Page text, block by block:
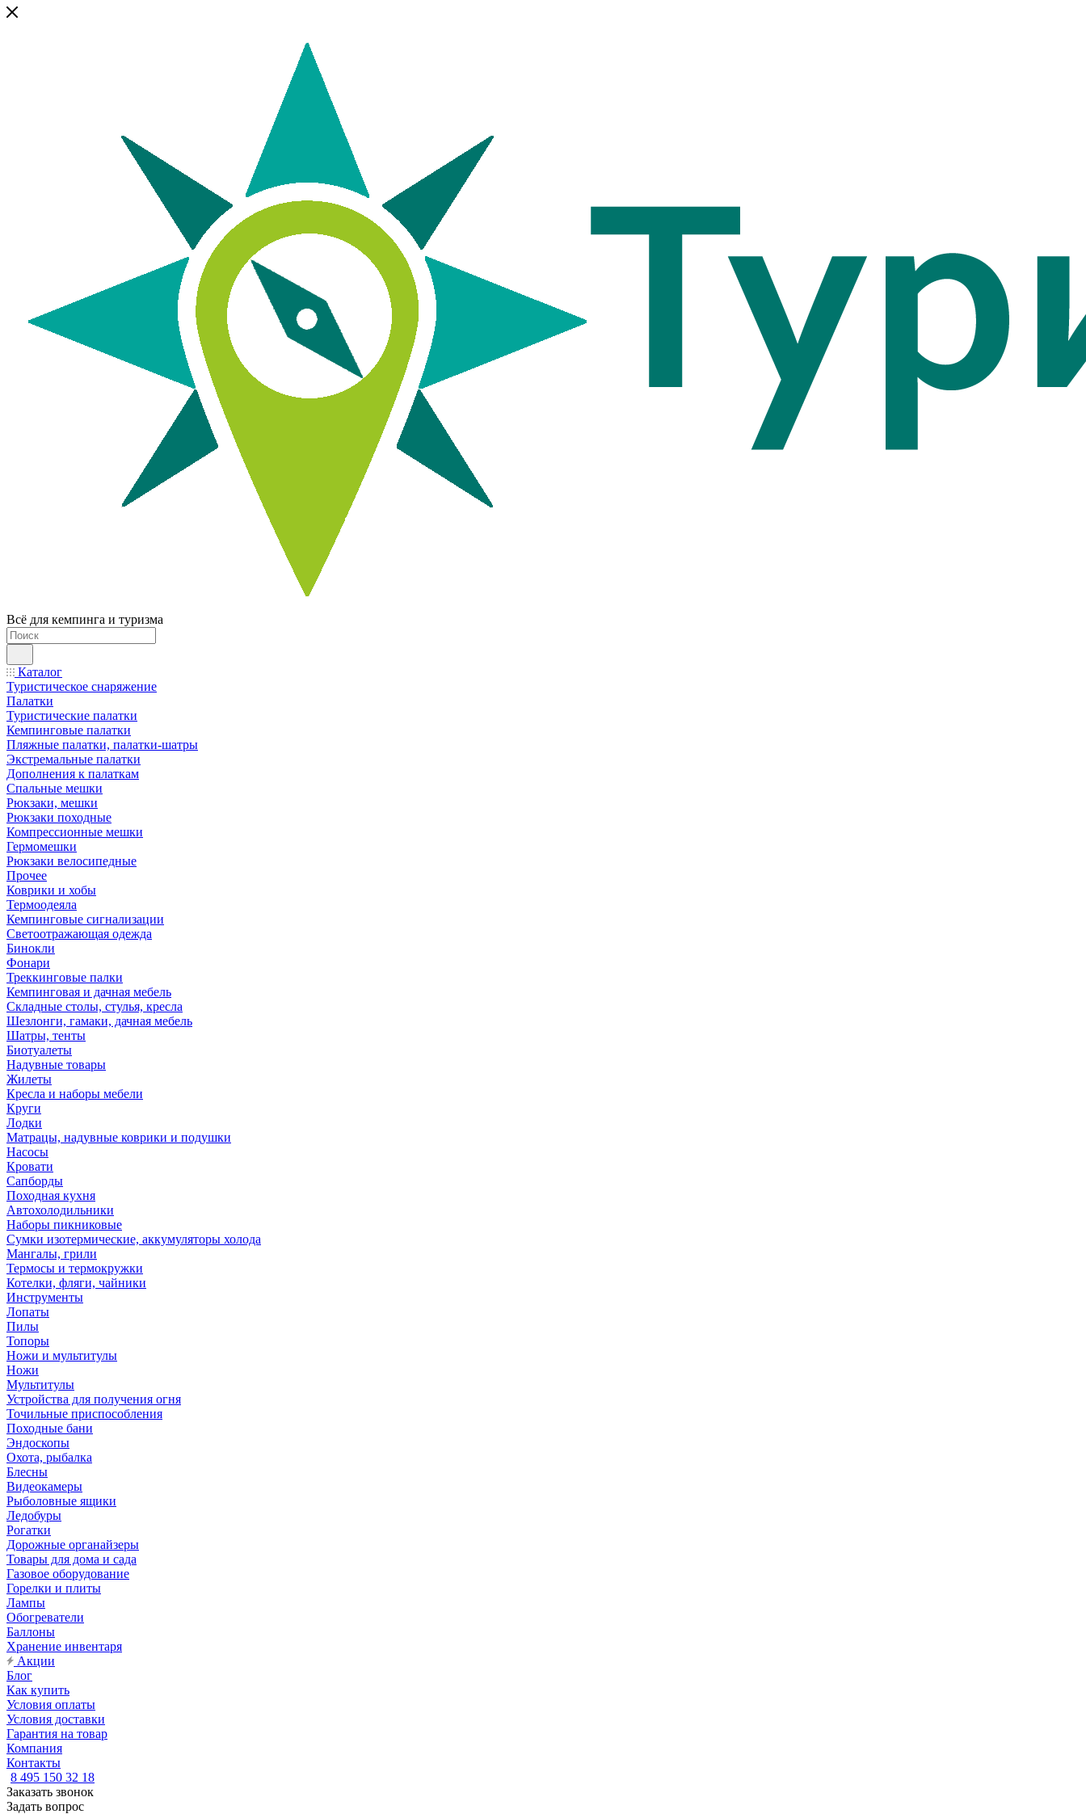
Всё для кемпинга и туризма
Каталог
Туристическое снаряжение
Палатки
Туристические палатки
Кемпинговые палатки
Пляжные палатки, палатки-шатры
Экстремальные палатки
Дополнения к палаткам
Спальные мешки
Рюкзаки, мешки
Рюкзаки походные
Компрессионные мешки
Гермомешки
Рюкзаки велосипедные
Прочее
Коврики и хобы
Термоодеяла
Кемпинговые сигнализации
Светоотражающая одежда
Бинокли
Фонари
Треккинговые палки
Кемпинговая и дачная мебель
Складные столы, стулья, кресла
Шезлонги, гамаки, дачная мебель
Шатры, тенты
Биотуалеты
Надувные товары
Жилеты
Кресла и наборы мебели
Круги
Лодки
Матрацы, надувные коврики и подушки
Насосы
Кровати
Сапборды
Походная кухня
Автохолодильники
Наборы пикниковые
Сумки изотермические, аккумуляторы холода
Мангалы, грили
Термосы и термокружки
Котелки, фляги, чайники
Инструменты
Лопаты
Пилы
Топоры
Ножи и мультитулы
Ножи
Мультитулы
Устройства для получения огня
Точильные приспособления
Походные бани
Эндоскопы
Охота, рыбалка
Блесны
Видеокамеры
Рыболовные ящики
Ледобуры
Рогатки
Дорожные органайзеры
Товары для дома и сада
Газовое оборудование
Горелки и плиты
Лампы
Обогреватели
Баллоны
Хранение инвентаря
Акции
Блог
Как купить
Условия оплаты
Условия доставки
Гарантия на товар
Компания
Контакты
8 495 150 32 18
Заказать звонок
Задать вопрос